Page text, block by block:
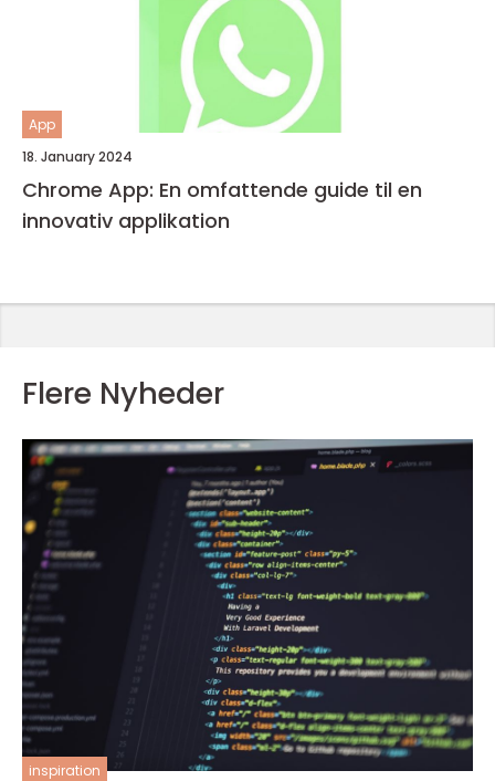
App
18. January 2024
Chrome App: En omfattende guide til en
innovativ applikation
Flere Nyheder
inspiration